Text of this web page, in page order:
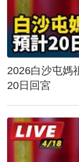
2026白沙屯媽
20日回宮